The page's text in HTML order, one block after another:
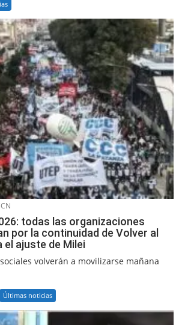
todas las organizaciones
por la continuidad de Volver al
ajuste de Milei
volverán a movilizarse mañana
Últimas noticias